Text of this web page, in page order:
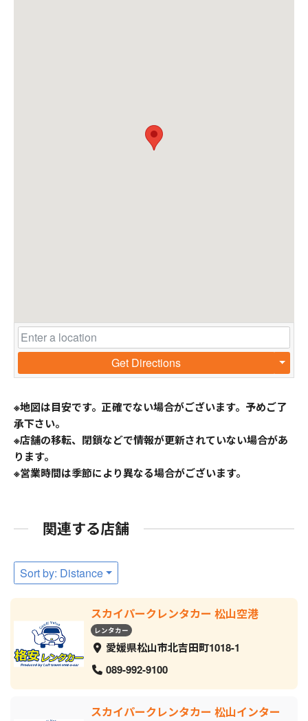
Get Directions
※地図は目安です。正確でない場合がございます。予めご了
承下さい。
※店舗の移転、閉鎖などで情報が更新されていない場合があ
ります。
※営業時間は季節により異なる場合がございます。
関連する店舗
Sort by: Distance
スカイパークレンタカー 松山空港
レンタカー
愛媛県松山市北吉田町1018-1
089-992-9100
スカイパークレンタカー 松山インター